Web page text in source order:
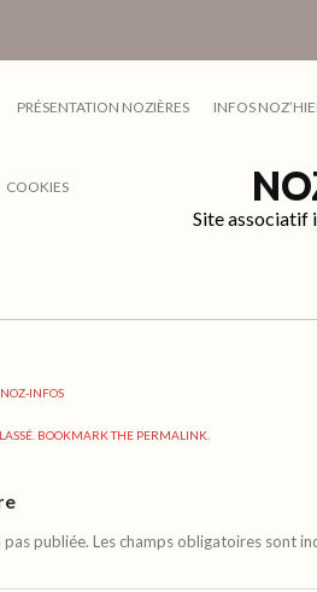
PRÉSENTATION NOZIÈRES INFOS
COOKIES
Site associatif
NOZ-INFOS
. BOOKMARK THE PERMALINK
publiée. Les champs obligatoires sont